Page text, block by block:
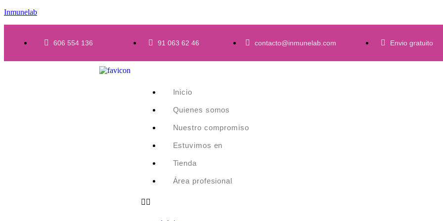
Inmunelab
606 554 136 91 063 62 46 contacto@inmunelab.com Envio gratuito
Inicio
Quienes somos
Nuestro compromiso
Estuvimos en
Tienda
Área profesional